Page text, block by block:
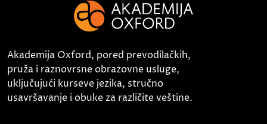
Akademija Oxford, pored prevodilačkih,
pruža i raznovrsne obrazovne usluge,
uključujući kurseve jezika, stručno
usavršavanje i obuke za različite veštine.